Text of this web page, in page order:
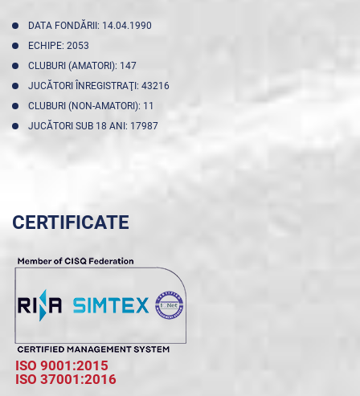
DATA FONDĂRII: 14.04.1990
ECHIPE: 2053
CLUBURI (AMATORI): 147
JUCĂTORI ÎNREGISTRAŢI: 43216
CLUBURI (NON-AMATORI): 11
JUCĂTORI SUB 18 ANI: 17987
CERTIFICATE
ISO 9001:2015
ISO 37001:2016